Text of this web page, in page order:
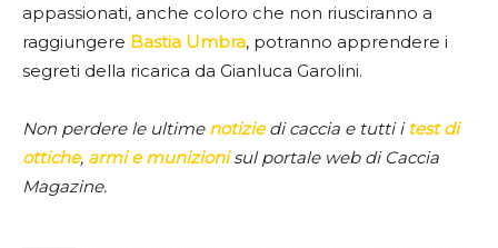
appassionati, anche coloro che non riusciranno a
raggiungere Bastia Umbra, potranno apprendere i
segreti della ricarica da Gianluca Garolini.
Non perdere le ultime notiziedi caccia e tutti i test di
ottiche, armi e munizionisul portale web di Caccia
Magazine.